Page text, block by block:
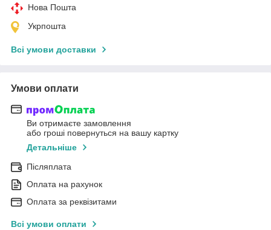
Нова Пошта
Укрпошта
Всі умови доставки
Умови оплати
Ви отримаєте замовлення
або гроші повернуться на вашу картку
Детальніше
Післяплата
Оплата на рахунок
Оплата за реквізитами
Всі умови оплати